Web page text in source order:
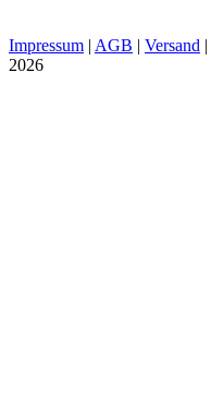
Impressum | AGB | Versand |
2026